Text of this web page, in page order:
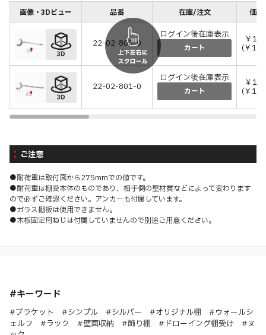
画像・3Dビュー 品番 在庫/注文 価格
22-02-800-0
ログイン後在庫表示
カート
￥
(￥
22-02-801-0
ログイン後在庫表示
カート
￥
(￥
ご注意
●耐荷重は取付面から275mmでの値です。
●耐荷重は棚受本体のものであり、相手側の壁材質などによって変わります
ので必ずご確認ください。アンカーも付属しています。
●ガラス棚板は使用できません。
●木板固定用ねじは付属していませんので別途ご用意ください。
#キーワード
#ブラケット #シンプル #シルバー #オリジナル棚 #ウォールシ
ェルフ #ラック #壁面収納 #飾り棚 #ドローイング棚受け #ヌ